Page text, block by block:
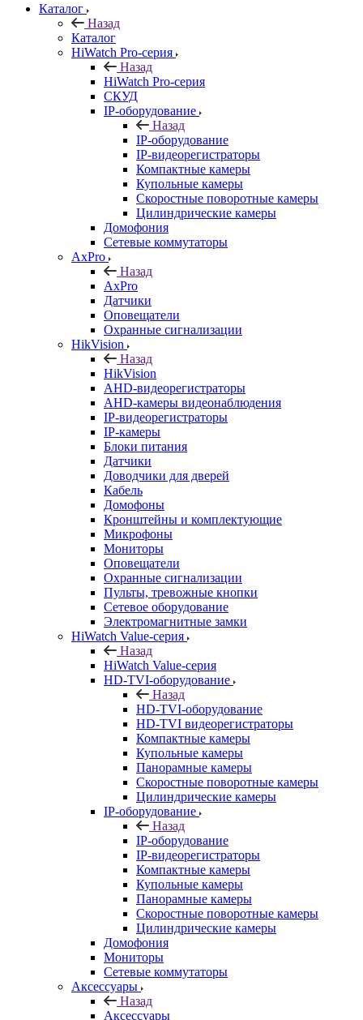
Каталог
Назад
Каталог
HiWatch Pro-серия
Назад
HiWatch Pro-серия
CКУД
IP-оборудование
Назад
IP-оборудование
IP-видеорегистраторы
Компактные камеры
Купольные камеры
Скоростные поворотные камеры
Цилиндрические камеры
Домофония
Сетевые коммутаторы
AxPro
Назад
AxPro
Датчики
Оповещатели
Охранные сигнализации
HikVision
Назад
HikVision
AHD-видеорегистраторы
AHD-камеры видеонаблюдения
IP-видеорегистраторы
IP-камеры
Блоки питания
Датчики
Доводчики для дверей
Кабель
Домофоны
Кронштейны и комплектующие
Микрофоны
Мониторы
Оповещатели
Охранные сигнализации
Пульты, тревожные кнопки
Сетевое оборудование
Электромагнитные замки
HiWatch Value-серия
Назад
HiWatch Value-серия
HD-TVI-оборудование
Назад
HD-TVI-оборудование
HD-TVI видеорегистраторы
Компактные камеры
Купольные камеры
Панорамные камеры
Скоростные поворотные камеры
Цилиндрические камеры
IP-оборудование
Назад
IP-оборудование
IP-видеорегистраторы
Компактные камеры
Купольные камеры
Панорамные камеры
Скоростные поворотные камеры
Цилиндрические камеры
Домофония
Мониторы
Сетевые коммутаторы
Аксессуары
Назад
Аксессуары